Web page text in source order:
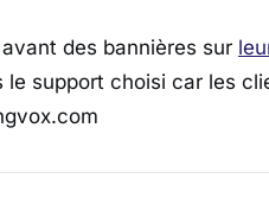
des bannières sur
le support choisi car les